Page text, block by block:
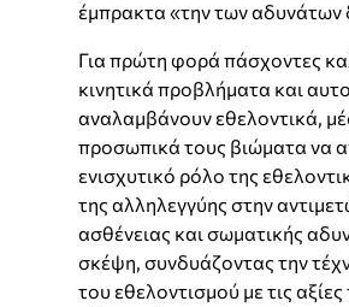
έμπρακτα «την των αδυνάτων
Για πρώτη φορά πάσχοντες
κινητικά προβλήματα και
αναλαμβάνουν εθελοντικά,
προσωπικά τους βιώματα να
ενισχυτικό ρόλο της
της αλληλεγγύης στην
ασθένειας και σωματικής
σκέψη, συνδυάζοντας την
του εθελοντισμού με τις